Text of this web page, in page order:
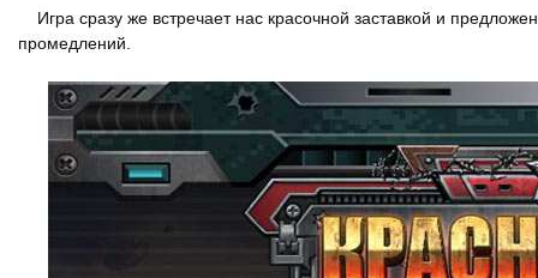
Игра сразу же встречает нас красочной заставкой и
промедлений.